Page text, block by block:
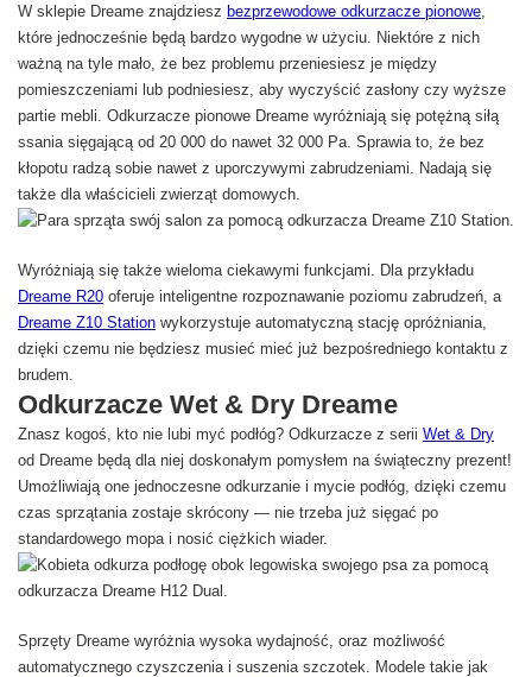
W sklepie Dreame znajdziesz bezprzewodowe odkurzacze pionowe,
które jednocześnie będą bardzo wygodne w użyciu. Niektóre z nich
ważną na tyle mało, że bez problemu przeniesiesz je między
pomieszczeniami lub podniesiesz, aby wyczyścić zasłony czy wyższe
partie mebli. Odkurzacze pionowe Dreame wyróżniają się potężną siłą
ssania sięgającą od 20 000 do nawet 32 000 Pa. Sprawia to, że bez
kłopotu radzą sobie nawet z uporczywymi zabrudzeniami. Nadają się
także dla właścicieli zwierząt domowych.
Wyróżniają się także wieloma ciekawymi funkcjami. Dla przykładu
Dreame R20 oferuje inteligentne rozpoznawanie poziomu zabrudzeń, a
Dreame Z10 Station wykorzystuje automatyczną stację opróżniania,
dzięki czemu nie będziesz musieć mieć już bezpośredniego kontaktu z
brudem.
Odkurzacze Wet & Dry Dreame
Znasz kogoś, kto nie lubi myć podłóg? Odkurzacze z serii Wet & Dry
od Dreame będą dla niej doskonałym pomysłem na świąteczny prezent!
Umożliwiają one jednoczesne odkurzanie i mycie podłóg, dzięki czemu
czas sprzątania zostaje skrócony — nie trzeba już sięgać po
standardowego mopa i nosić ciężkich wiader.
Sprzęty Dreame wyróżnia wysoka wydajność, oraz możliwość
automatycznego czyszczenia i suszenia szczotek. Modele takie jak